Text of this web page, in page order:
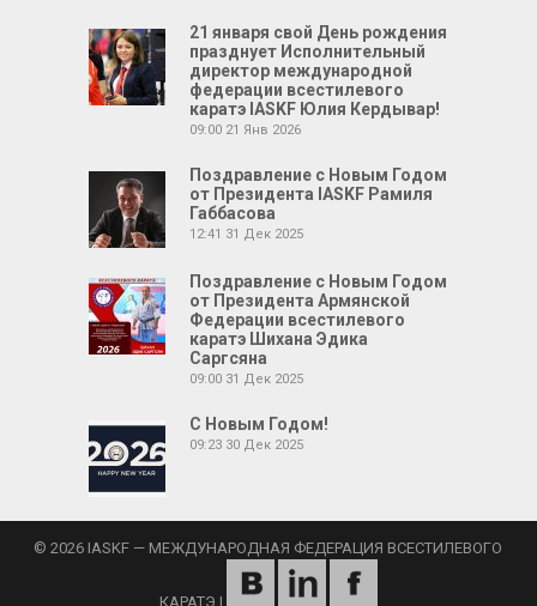
21 января свой День рождения
празднует Исполнительный
директор международной
федерации всестилевого
каратэ IASKF Юлия Кердывар!
09:00 21 Янв 2026
Поздравление с Новым Годом
от Президента IASKF Рамиля
Габбасова
12:41 31 Дек 2025
Поздравление с Новым Годом
от Президента Армянской
Федерации всестилевого
каратэ Шихана Эдика
Саргсяна
09:00 31 Дек 2025
С Новым Годом!
09:23 30 Дек 2025
© 2026 IASKF — МЕЖДУНАРОДНАЯ ФЕДЕРАЦИЯ ВСЕСТИЛЕВОГО
КАРАТЭ |